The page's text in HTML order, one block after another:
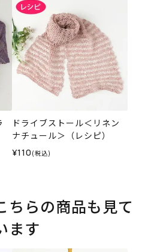
ドライブストール＜リネン
ナチュール＞（レシピ）
¥110 (税込)
ちらの商品も見て
ます